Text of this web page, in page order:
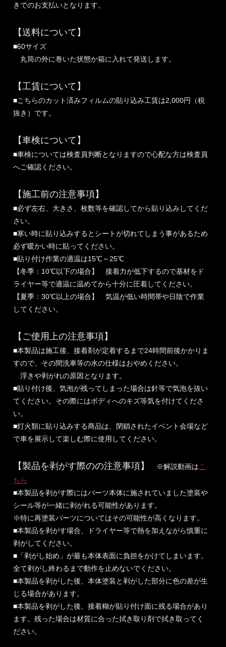
きでのお支払いとなります。
【送料について】
■60サイズ
丸筒の外に巻いた状態か箱に入れて発送します。
【工賃について】
■こちらのカット済みフィルムの貼り込み工賃は2,000円（税
抜き）です。
【車検について】
■車検については検査員判断となりますので心配な方は検査員
へご確認ください。
【施工前の注意事項】
■必ず左右、大きさ、枚数等を確認してから貼り込みしてくだ
さい。
■寒い時に貼り込みするとシートが切れてしまう事があるため
必ず暖かい時に貼ってください。
■貼り付け作業の適温は15℃～25℃
【冬季：10℃以下の場合】 接着力が低下するので基材をド
ライヤー等で適温に温めてから十分に圧着してください。
【夏季：30℃以上の場合】 気温が低い時間帯や日陰で作業
してください。
【ご使用上の注意事項】
■本製品は施工後、接着剤が定着するまで24時間前後かかりま
すので、その間洗車等の水の仕様はおやめください。
浮きや剥がれの原因となります。
■貼り付け後、気泡が残ってしまった場合は針等で気泡を抜い
てください。その際にはボディへのキズ等気を付けてくださ
い。
■灯火類に貼り込みする商品は、閉鎖されたイベント会場など
で車を展示して楽しむ際に使用してください。
【製品を剥がす際のの注意事項】 ※解説動画はこ
ちら
■本製品を剥がす際にはパーツ本体に施されていました塗装や
シール等が一緒に剥がれる可能性があります。
※特に再塗装パーツについてはその可能性が高くなります。
■本製品を剥がす場合、ドライヤー等で熱を加えながら慎重に
剥がしてください。
■「剥がし始め」が最も本体表面に負担をかけてしまいます。
全て剥がし終わるまで動作を止めないでください。
■本製品を剥がした後、本体塗装と剥がした部分に色の差が生
じる場合があります。
■本製品を剥がした後、接着糊が貼り付け面に残る場合があり
ます。残った場合は材質に合った拭き取り剤で拭き取ってく
ださい。